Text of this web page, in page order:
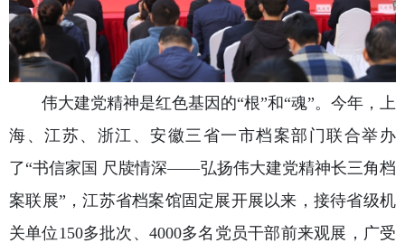
伟大建党精神是红色基因的“根”和“魂”。今年，上
海、江苏、浙江、安徽三省一市档案部门联合举办
了“书信家国 尺牍情深——弘扬伟大建党精神长三角档
案联展”，江苏省档案馆固定展开展以来，接待省级机
关单位150多批次、4000多名党员干部前来观展，广受